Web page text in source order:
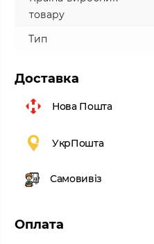
товару
Тип
Доставка
Нова Пошта
УкрПошта
Самовивіз
Оплата